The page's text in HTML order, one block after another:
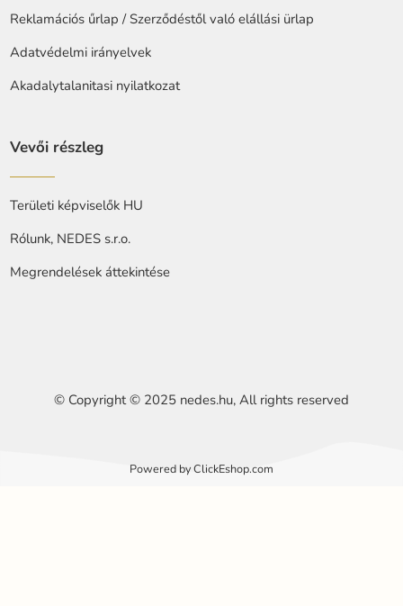
Reklamációs űrlap / Szerződéstől való elállási ürlap
Adatvédelmi irányelvek
Akadalytalanitasi nyilatkozat
Vevői részleg
Területi képviselők HU
Rólunk, NEDES s.r.o.
Megrendelések áttekintése
© Copyright © 2025 nedes.hu, All rights reserved
Powered by ClickEshop.com